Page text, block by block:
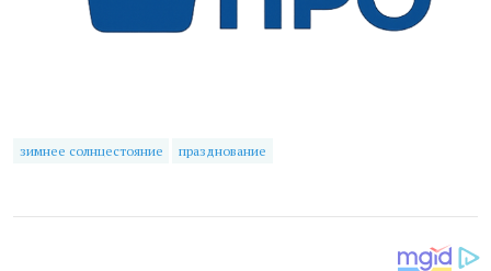
зимнее солнцестояние празднование